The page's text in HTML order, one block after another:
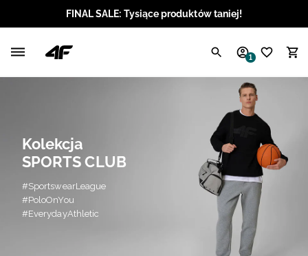
FINAL SALE: Tysiące produktów taniej!
1
Kolekcja
SPORTS CLUB
#SportswearLeague
#PoloOnYou
#EverydayAthletic
Angielski / GBP
Chorwacki / EUR
Litewski / EUR